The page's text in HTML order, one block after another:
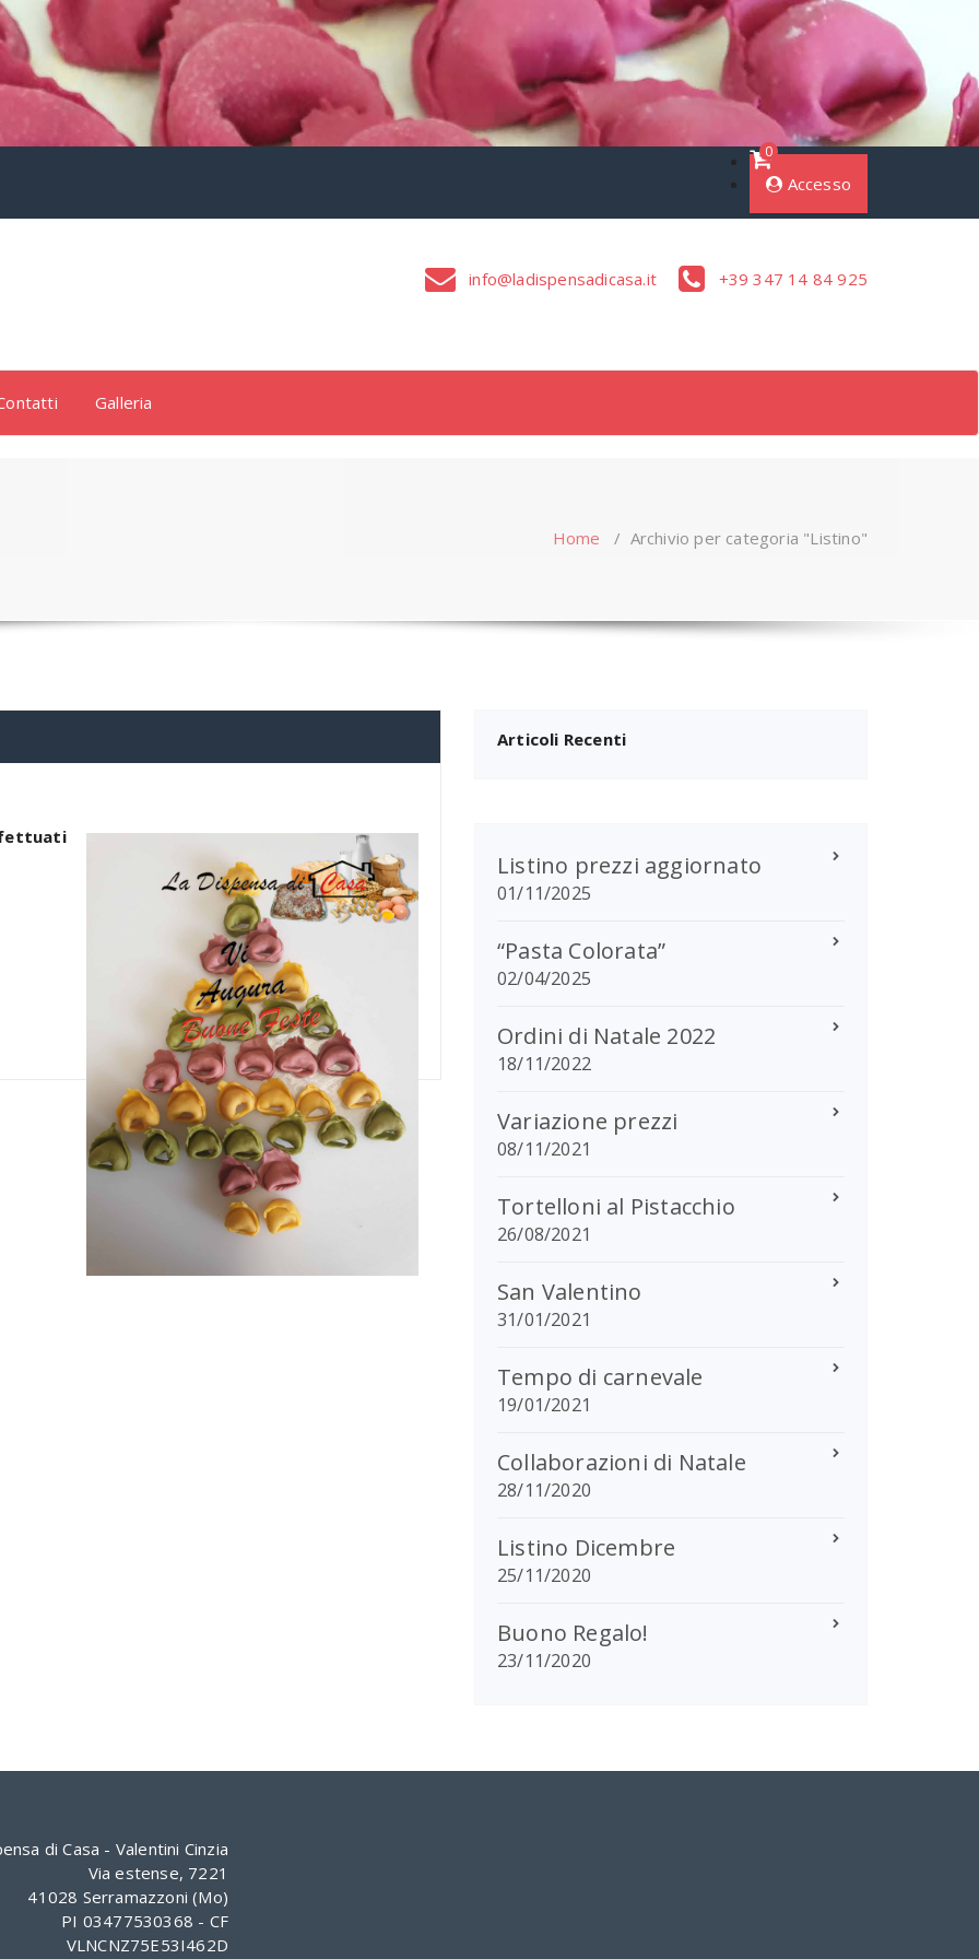
0
Accesso
info@ladispensadicasa.it +39 347 14 84 925
Galleria
Home / Archivio per categoria "Listino"
Articoli Recenti
Listino prezzi aggiornato
01/11/2025
“Pasta Colorata”
02/04/2025
Ordini di Natale 2022
18/11/2022
Variazione prezzi
08/11/2021
Tortelloni al Pistacchio
26/08/2021
San Valentino
31/01/2021
Tempo di carnevale
19/01/2021
Collaborazioni di Natale
28/11/2020
Listino Dicembre
25/11/2020
Buono Regalo!
23/11/2020
di Casa - Valentini Cinzia
Via estense, 7221
41028 Serramazzoni (Mo)
PI 03477530368 - CF
VLNCNZ75E53I462D